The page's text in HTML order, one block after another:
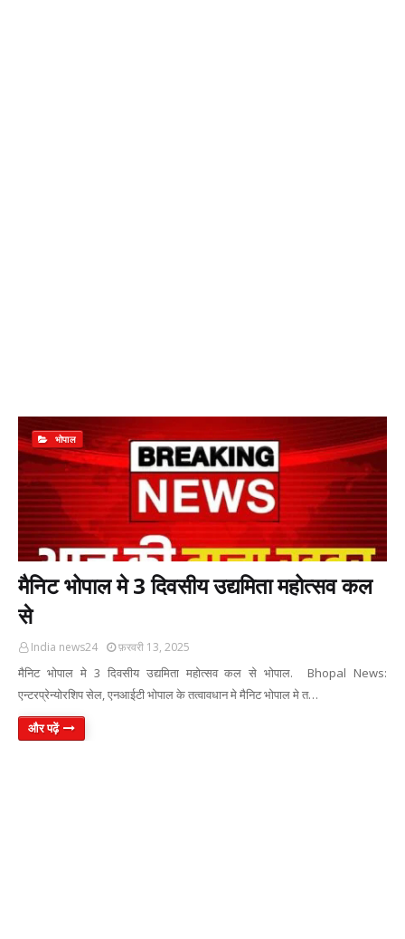
भोपाल
मैनिट भोपाल मे 3 दिवसीय उद्यमिता महोत्सव कल
से
India news24 फ़रवरी 13, 2025
मैनिट भोपाल मे 3 दिवसीय उद्यमिता महोत्सव कल से भोपाल. Bhopal News:
एन्टरप्रेन्योरशिप सेल, एनआईटी भोपाल के तत्वावधान मे मैनिट भोपाल मे त…
और पढ़ें